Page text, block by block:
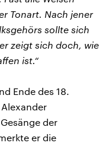
Tonart. Nach jener
sollte sich
zeigt sich doch, wie
ist.“
Ende des 18.
der
er die